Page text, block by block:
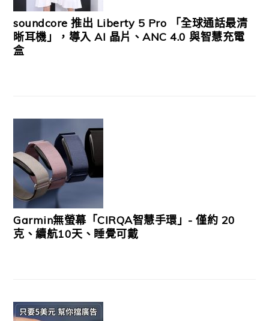
soundcore 推出 Liberty 5 Pro 「全球通話最清
晰耳機」，導入 AI 晶片、ANC 4.0 與智慧充電
盒
Garmin無螢幕「CIRQA智慧手環」- 僅約 20
克、續航10天、睡覺可戴